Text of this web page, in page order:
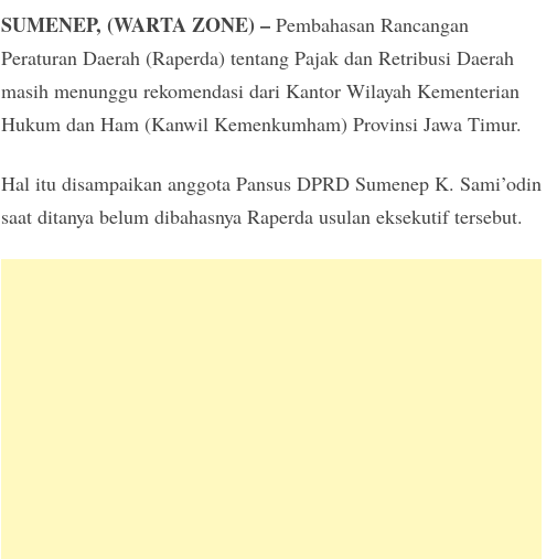
SUMENEP, (WARTA ZONE) – Pembahasan Rancangan
Peraturan Daerah (Raperda) tentang Pajak dan Retribusi Daerah
masih menunggu rekomendasi dari Kantor Wilayah Kementerian
Hukum dan Ham (Kanwil Kemenkumham) Provinsi Jawa Timur.
Hal itu disampaikan anggota Pansus DPRD Sumenep K. Sami’odin
saat ditanya belum dibahasnya Raperda usulan eksekutif tersebut.